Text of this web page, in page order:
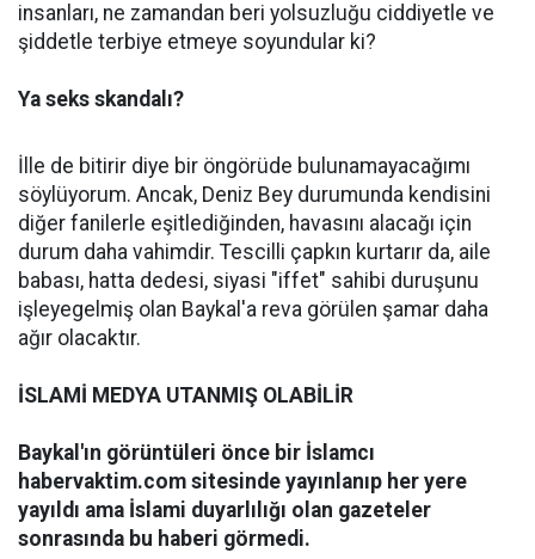
insanları, ne zamandan beri yolsuzluğu ciddiyetle ve
şiddetle terbiye etmeye soyundular ki?
Ya seks skandalı?
İlle de bitirir diye bir öngörüde bulunamayacağımı
söylüyorum. Ancak, Deniz Bey durumunda kendisini
diğer fanilerle eşitlediğinden, havasını alacağı için
durum daha vahimdir. Tescilli çapkın kurtarır da, aile
babası, hatta dedesi, siyasi "iffet" sahibi duruşunu
işleyegelmiş olan Baykal'a reva görülen şamar daha
ağır olacaktır.
İSLAMİ MEDYA UTANMIŞ OLABİLİR
Baykal'ın görüntüleri önce bir İslamcı
habervaktim.com sitesinde yayınlanıp her yere
yayıldı ama İslami duyarlılığı olan gazeteler
sonrasında bu haberi görmedi.